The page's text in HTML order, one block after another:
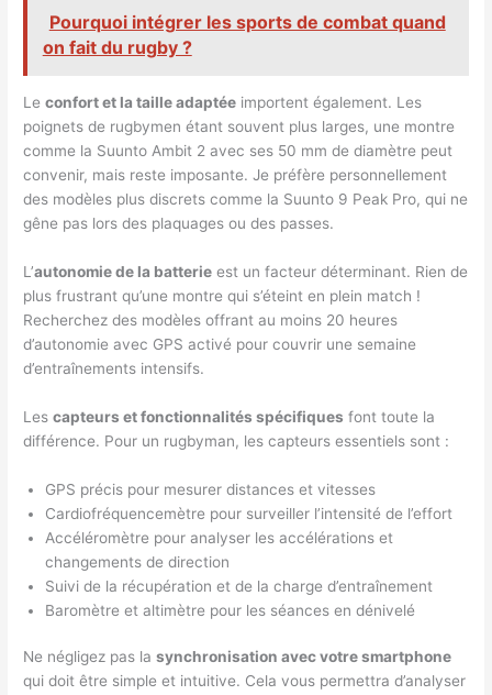
Pourquoi intégrer les sports de combat quand
on fait du rugby ?
Leconfort et la taille adaptée importent également. Les
poignets de rugbymen étant souvent plus larges, une montre
comme la Suunto Ambit 2 avec ses 50 mm de diamètre peut
convenir, mais reste imposante. Je préfère personnellement
des modèles plus discrets comme la Suunto 9 Peak Pro, qui ne
gêne pas lors des plaquages ou des passes.
L’autonomie de la batterie est un facteur déterminant. Rien de
plus frustrant qu’une montre qui s’éteint en plein match !
Recherchez des modèles offrant au moins 20 heures
d’autonomie avec GPS activé pour couvrir une semaine
d’entraînements intensifs.
Lescapteurs et fonctionnalités spécifiques font toute la
différence. Pour un rugbyman, les capteurs essentiels sont :
GPS précis pour mesurer distances et vitesses
Cardiofréquencemètre pour surveiller l’intensité de l’effort
Accéléromètre pour analyser les accélérations et
changements de direction
Suivi de la récupération et de la charge d’entraînement
Baromètre et altimètre pour les séances en dénivelé
Ne négligez pas lasynchronisation avec votre smartphone
qui doit être simple et intuitive. Cela vous permettra d’analyser